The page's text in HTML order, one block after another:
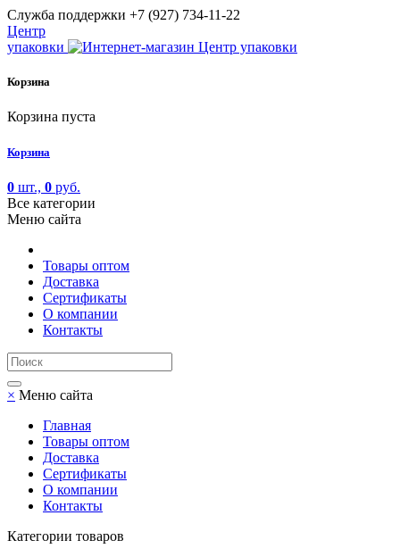
Cлужба поддержки +7 (927) 734-11-22
Центр
упаковки
Корзина
Корзина пуста
Корзина
0 шт., 0 руб.
Все категории
Меню сайта
Товары оптом
Доставка
Сертификаты
О компании
Контакты
× Меню сайта
Главная
Товары оптом
Доставка
Сертификаты
О компании
Контакты
Категории товаров